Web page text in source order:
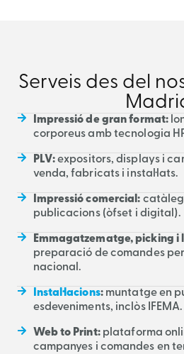
Serveis des del
Impressió de gran format:
corporeus amb tecnologia
PLV:expositors, displays i
venda, fabricats i instal·lats.
Impressió comercial:
publicacions (òfset i digital).
Emmagatzematge, picking i
preparació de comandes
nacional.
Instal·lacions:muntatge en
esdeveniments, inclòs IFEMA.
Web to Print:plataforma
campanyes i comandes en